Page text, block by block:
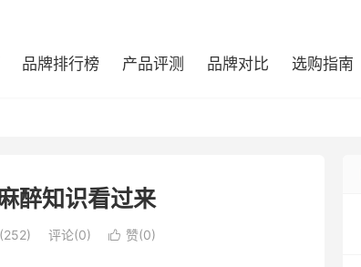
品牌排行榜 产品评测 品牌对比 选购指南
醉知识看过来
评论(0)  赞(0)